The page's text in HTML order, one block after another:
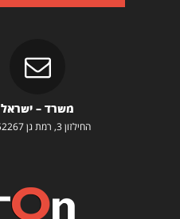
משרד – ישראל
החילזון 3, רמת גן 5252267